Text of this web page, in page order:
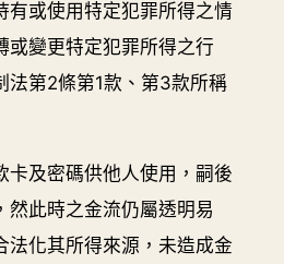
有或使用特定犯罪所得之情
或變更特定犯罪所得之行
法第2條第1款、第3款所稱
卡及密碼供他人使用，嗣後
然此時之金流仍屬透明易
法化其所得來源，未造成金